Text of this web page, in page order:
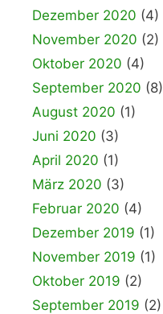
Dezember 2020 (4)
November 2020 (2)
Oktober 2020 (4)
September 2020 (8)
August 2020 (1)
Juni 2020 (3)
April 2020 (1)
März 2020 (3)
Februar 2020 (4)
Dezember 2019 (1)
November 2019 (1)
Oktober 2019 (2)
September 2019 (2)